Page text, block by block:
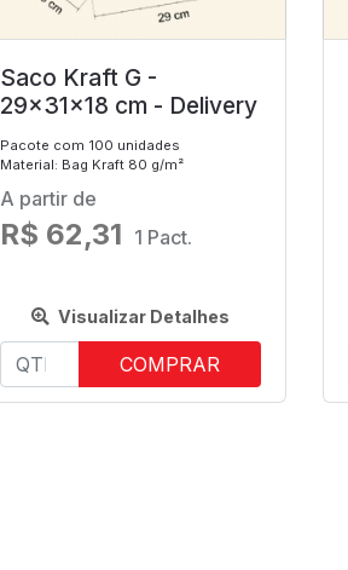
Saco Kraft G -
29x31x18 cm - Delivery
Pacote com 100 unidades
Material: Bag Kraft 80 g/m²
A partir de
R$ 62,31 1 Pact.
Visualizar Detalhes
COMPRAR